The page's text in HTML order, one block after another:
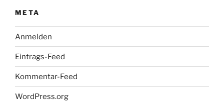
META
Anmelden
Eintrags-Feed
Kommentar-Feed
WordPress.org